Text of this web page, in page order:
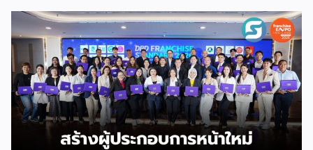
รวมกว่า 250 บูธ บนพื้นที่ 15,000 ตารางเมตร หวังเป็นทาง
เลือกสร้างรายได้เพิ่มและพยุงเศรษฐกิจไทยให้ฟื้นตัว เสิร์ฟครบ
จบในงานด้วยสินเชื่อ และทำเลทองทั่วประเทศ พร้อมเสวนาให้
ความรู้โดยผู้ทรงคุณวุฒิคับคั่ง และกิจกรรมเจรจาจับคู่ธุรกิจทั้งใน
และต่างประเทศ งานจัดต่อเนื่องระหว่างวันที่ 6-9 สิงหาคมนี้ ที่
ฮอลล์ 6-8 อิมแพ็คเมืองทองธานี คาดเม็ดเงินสะพัดในงานราว
220 ล้านบาท นายพูนพงษ์ นัยนาภากรณ์ อธิบดีกรมพัฒนา
ธุรกิจการค้า กระทรวงพาณิชย์ กล่าวว่า งาน ” Franchise Expo
Thailand & Thailand E-Commerce Selection Expo
(TESE 2026) เป็นเวทีแสดงธุรกิจแฟรนไชส์และโซลูชั่นส์แบบครบ